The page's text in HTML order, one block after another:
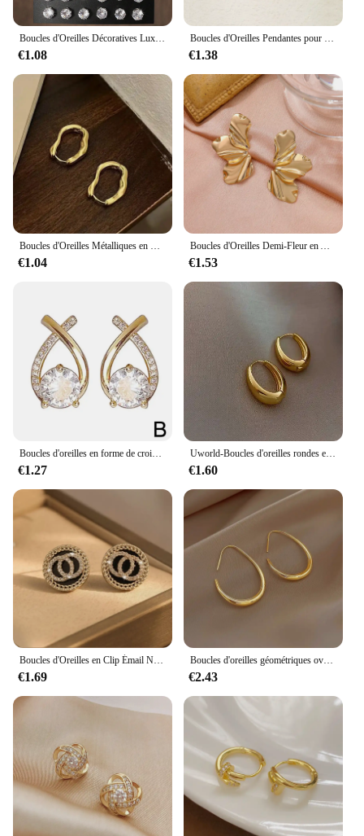
€1.08 €1.38
€1.04 €1.53
€1.27
Uworld-Boucles d'oreilles rondes en acier inoxydable plaqué or 18 carats pour femme, hypoallergénique, vintage, premium, fête
€1.60
Boucles d'Oreilles en Clip Émail Noir pour Femme, Bijoux Simples et Doux, Double Rond, Style Coréen, Cadeau pour Fille, Vente en Gros
€1.69
Boucles d'oreilles géométriques ovales en argent 925 pour femmes, boucles d'oreilles créoles, bijoux de fête et de mariage, design simple, eh2008, offre spéciale
€2.43